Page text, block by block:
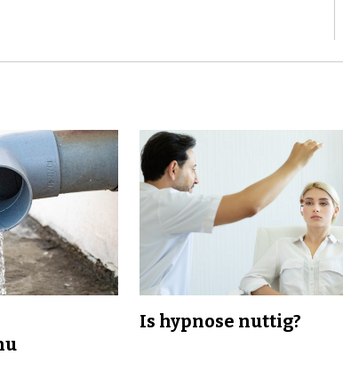
Is hypnose nuttig?